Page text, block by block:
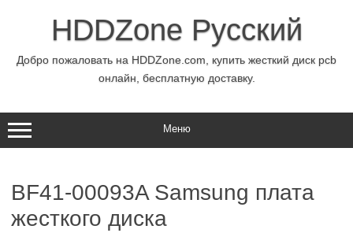
содержимомуHDDZone Русский
Добро пожаловать на HDDZone.com, купить жесткий диск pcb
онлайн, бесплатную доставку.
Меню
BF41-00093A Samsung плата
жесткого диска